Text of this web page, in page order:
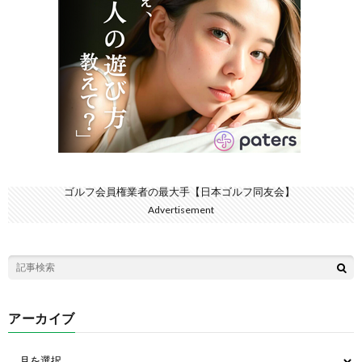
ゴルフ会員権業者の最大手【日本ゴルフ同友会】
Advertisement
アーカイブ